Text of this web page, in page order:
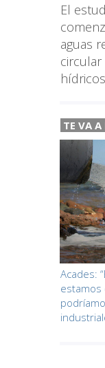
El
aguas
circular
TE VA A
Acades:
estamos